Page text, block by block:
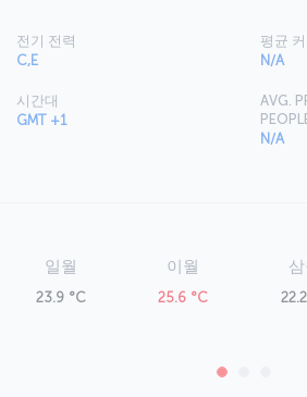
전기 전력
C,E
시간대
GMT +1
평균
N/A
AVG.
N/A
일월
23.9 °C
이월
25.6 °C